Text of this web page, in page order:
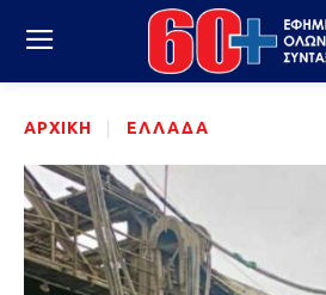
ΑΡΧΙΚΉ ΕΛΛΑΔΑ